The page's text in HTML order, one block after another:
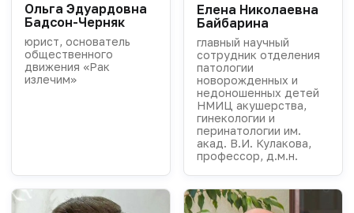
Ольга Эдуардовна
Бадсон-Черняк
юрист, основатель
общественного
движения «Рак
излечим»
Елена Николаевна
Байбарина
главный научный
сотрудник отделения
патологии
новорожденных и
недоношенных детей
НМИЦ акушерства,
гинекологии и
перинатологии им.
акад. В.И. Кулакова,
профессор, д.м.н.